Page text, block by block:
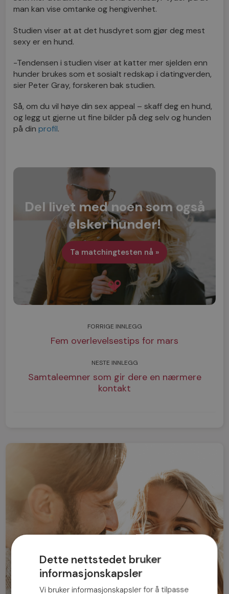
man kan vise omtanke og hengivenhet.
Studien viser at at det husdyret som gjør deg mest
sexy er en hund.
-Tendensen i studien viser at katter mer sjelden enn
hunder brukes som et sosialt redskap i datingverden,
sier Peter Gray, forskeren bak studien.
Så, om du vil høye din sex appeal – skaff deg en hund,
og legg ut gjerne ut fine bilder på deg selv og hunden
på dinprofil.
Del livet med noen som også
elsker hunder!
Ta matchingtesten nå »
FORRIGE INNLEGG
Fem overlevelsestips for mars
NESTE INNLEGG
Samtaleemner som gir dere en nærmere
kontakt
Dette nettstedet bruker
informasjonskapsler
Vi bruker informasjonskapsler for å tilpasse